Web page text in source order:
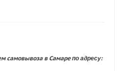
самовывоза в Самарепо адресу: